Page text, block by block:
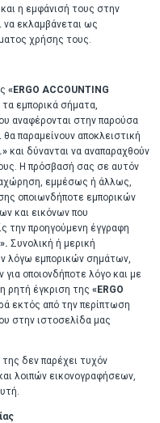
η εμφάνισή τους στην
να εκλαμβάνεται ως
χρήσης τους.
«ERGO ACCOUNTING
τα εμπορικά σήματα,
αναφέρονται στην παρούσα
παραμείνουν αποκλειστική
και δύνανται να αναπαραχθούν
Η πρόσβασή σας σε αυτόν
εμμέσως ή άλλως,
οποιωνδήποτε εμπορικών
και εικόνων που
την προηγούμενη έγγραφη
Συνολική ή μερική
λόγω εμπορικών σημάτων,
οποιονδήποτε λόγο και με
ρητή έγκριση της «ERGO
εκτός από την περίπτωση
στην ιστοσελίδα μας
δεν παρέχει τυχόν
λοιπών εικονογραφήσεων,